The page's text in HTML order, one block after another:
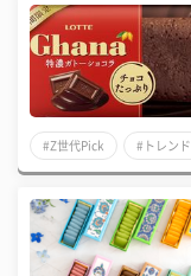
#Z世代Pick #トレンド